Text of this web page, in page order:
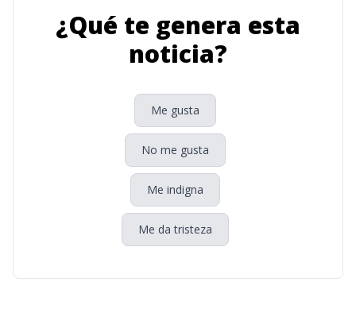
¿Qué te genera esta
noticia?
Me gusta
No me gusta
Me indigna
Me da tristeza